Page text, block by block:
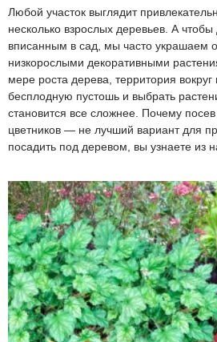
Любой участок выглядит
несколько взрослых деревьев. А
вписанным в сад, мы часто украшаем
низкорослыми декоративными
мере роста дерева, территория
бесплодную пустошь и выбрать
становится все сложнее. Почему
цветников — не лучший вариант для
посадить под деревом, вы узнаете из